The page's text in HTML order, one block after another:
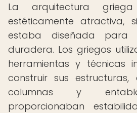
La arquitectura
estéticamente atractiva,
estaba diseñada para
duradera. Los griegos
herramientas y técnicas
construir sus
columnas y
proporcionaban